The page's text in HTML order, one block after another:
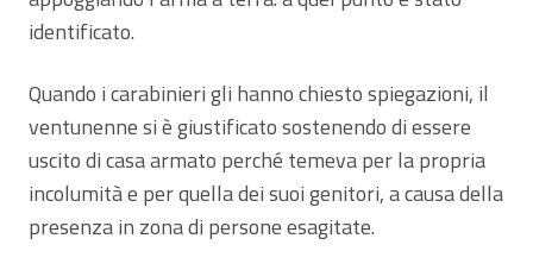
identificato.
Quando i carabinieri gli hanno chiesto spiegazioni, il
ventunenne si è giustificato sostenendo di essere
uscito di casa armato perché temeva per la propria
incolumità e per quella dei suoi genitori, a causa della
presenza in zona di persone esagitate.